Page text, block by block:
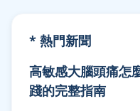
* 熱門新聞
高敏感大腦頭痛怎
踐的完整指南